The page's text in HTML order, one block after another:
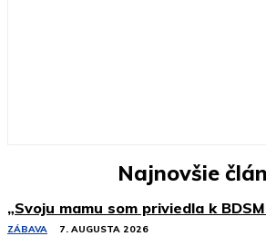
Najnovšie
„Svoju mamu som priviedla k
ZÁBAVA 7. AUGUSTA 2026